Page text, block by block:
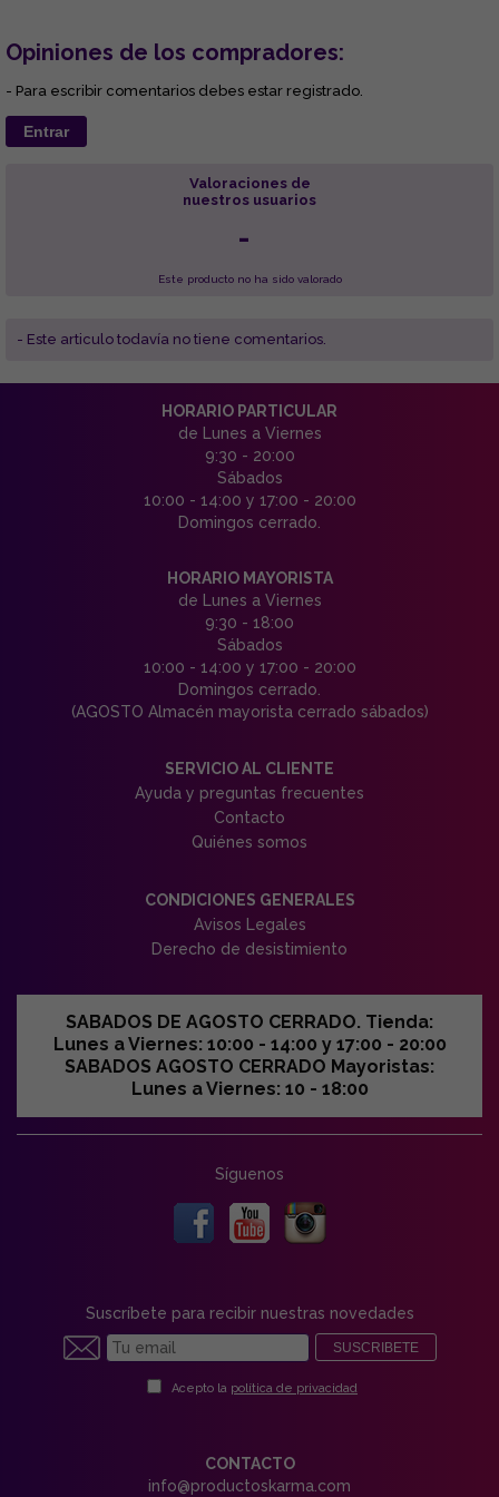
Opiniones de los compradores:
- Para escribir comentarios debes estar registrado.
Entrar
Valoraciones de
nuestros usuarios
-
Este producto no ha sido valorado
- Este articulo todavía no tiene comentarios.
HORARIO PARTICULAR
de Lunes a Viernes
9:30 - 20:00
Sábados
10:00 - 14:00 y 17:00 - 20:00
Domingos cerrado.
HORARIO MAYORISTA
de Lunes a Viernes
9:30 - 18:00
Sábados
10:00 - 14:00 y 17:00 - 20:00
Domingos cerrado.
(AGOSTO Almacén mayorista cerrado sábados)
SERVICIO AL CLIENTE
Ayuda y preguntas frecuentes
Contacto
Quiénes somos
CONDICIONES GENERALES
Avisos Legales
Derecho de desistimiento
SABADOS DE AGOSTO CERRADO. Tienda:
Lunes a Viernes: 10:00 - 14:00 y 17:00 - 20:00
SABADOS AGOSTO CERRADO Mayoristas:
Lunes a Viernes: 10 - 18:00
Síguenos
Suscríbete para recibir nuestras novedades
SUSCRIBETE
Acepto la política de privacidad
CONTACTO
info@productoskarma.com